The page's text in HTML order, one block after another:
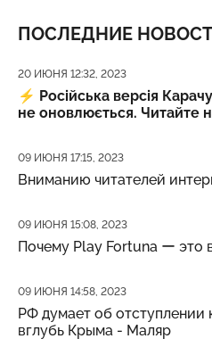
ПОСЛЕДНИЕ
Дата публикации
20 ИЮНЯ 12:32, 2023
⚡️ Російська версія
не оновлюється. Читайте
Дата публикации
09 ИЮНЯ 17:15, 2023
Вниманию читателей
Дата публикации
09 ИЮНЯ 15:08, 2023
Почему Play Fortuna ー это
Дата публикации
09 ИЮНЯ 14:58, 2023
РФ думает об отступлении
вглубь Крыма - Маляр